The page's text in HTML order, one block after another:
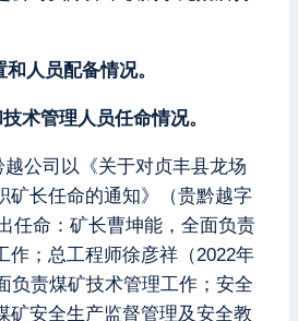
人员配备情况。
术管理人员任命情况。
越公司以《关于对贞丰县龙场
矿长任命的通知》（贵黔越字
任命：矿长曹坤能，全面负责
作；总工程师徐彦祥（2022年
负责煤矿技术管理工作；安全
矿安全生产监督管理及安全教